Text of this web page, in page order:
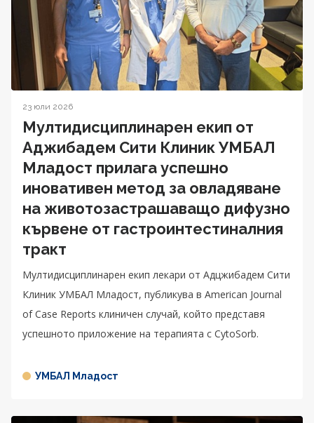
23 юли 2026
Мултидисциплинарен екип от
Аджибадем Сити Клиник УМБАЛ
Младост прилага успешно
иновативен метод за овладяване
на животозастрашаващо дифузно
кървене от гастроинтестиналния
тракт
Мултидисциплинарен екип лекари от Адцжибадем Сити
Клиник УМБАЛ Младост, публикува в American Journal
of Case Reports клиничен случай, който представя
успешното приложение на терапията с CytoSorb.
УМБАЛ Младост